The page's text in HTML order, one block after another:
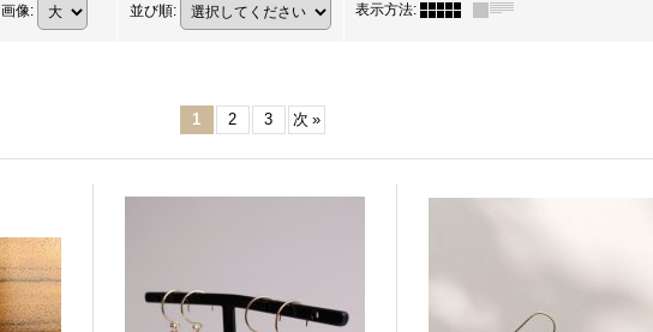
画像: 並び順: 表示方法:
1 2 3 次 »